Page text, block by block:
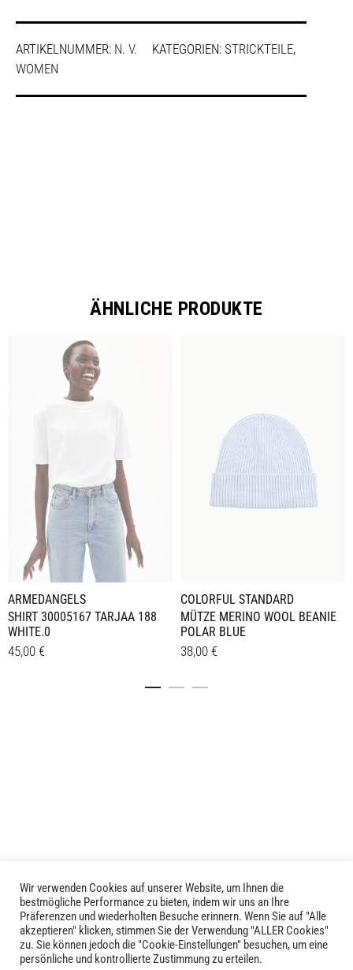
ARTIKELNUMMER: N. V. KATEGORIEN: STRICKTEILE,
WOMEN
ÄHNLICHE PRODUKTE
ARMEDANGELS
SHIRT 30005167 TARJAA 188
WHITE.0
45,00 €
Produktseite
gewählt
werden
COLORFUL STANDARD
MÜTZE MERINO WOOL BEANIE
POLAR BLUE
38,00 €
LIVID © 2024
Kontakt
Versandkosten
Wir verwenden Cookies auf unserer Website, um Ihnen die
bestmögliche Performance zu bieten, indem wir uns an Ihre
Präferenzen und wiederholten Besuche erinnern. Wenn Sie auf "Alle
akzeptieren" klicken, stimmen Sie der Verwendung "ALLER Cookies"
zu. Sie können jedoch die "Cookie-Einstellungen" besuchen, um eine
persönliche und kontrollierte Zustimmung zu erteilen.